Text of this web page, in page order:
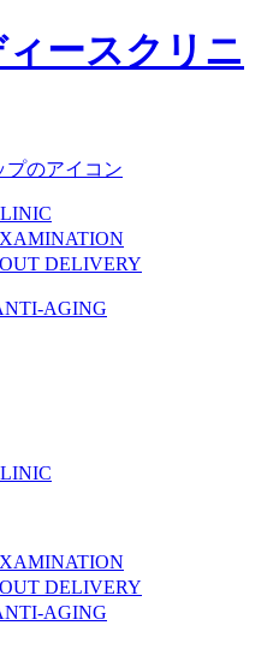
DELIVERY
AGING
DELIVERY
AGING